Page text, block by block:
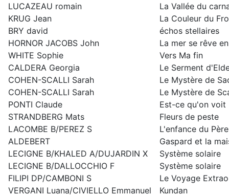
LUCAZEAU romain
La Vallée du
KRUG Jean
La Couleur du
BRY david
échos stellaires
HORNOR JACOBS John
La mer se rêve
WHITE Sophie
Vers Ma fin
CALDERA Georgia
Le Serment
COHEN-SCALLI Sarah
Le Mystère de
COHEN-SCALLI Sarah
Le Mystère de
PONTI Claude
Est-ce qu'on voit
STRANDBERG Mats
Fleurs de peste
LACOMBE B/PEREZ S
L'enfance du
ALDEBERT
Gaspard et la
LECIGNE B/KHALED A/DUJARDIN X
Système solaire
LECIGNE B/DALLOCCHIO F
Système solaire
FILIPI DP/CAMBONI S
Le Voyage
VERGANI Luana/CIVIELLO Emmanuel
Kundan